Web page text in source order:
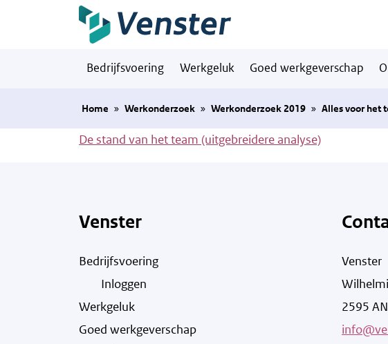
Naar hoofdinhoud
Bedrijfsvoering Werkgeluk Goed werkgeverschap
Home » Werkonderzoek » Werkonderzoek 2019 » Alles voor het
De stand van het team (uitgebreidere analyse)
Venster
Bedrijfsvoering
Inloggen
Werkgeluk
Goed werkgeverschap
Venster
2595